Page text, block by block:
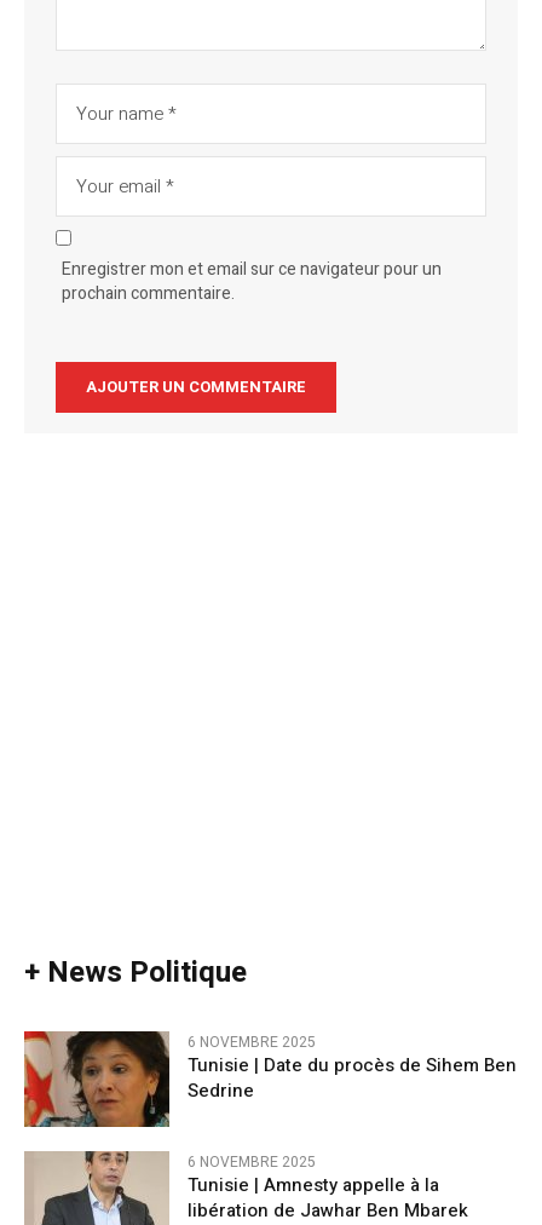
Enregistrer mon et email sur ce navigateur pour un
prochain commentaire.
+ News Politique
6 NOVEMBRE 2025
Tunisie | Date du procès de Sihem Ben
Sedrine
6 NOVEMBRE 2025
Tunisie | Amnesty appelle à la
libération de Jawhar Ben Mbarek